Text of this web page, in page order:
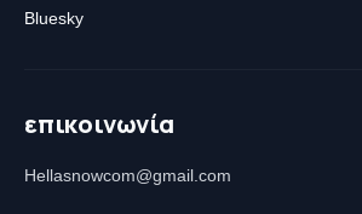
Bluesky
επικοινωνία
Hellasnowcom@gmail.com